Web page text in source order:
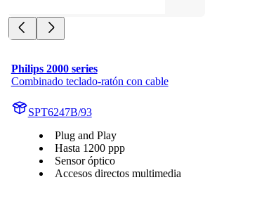
Philips 2000 series
Combinado teclado-ratón con cable
SPT6247B/93
Plug and Play
Hasta 1200 ppp
Sensor óptico
Accesos directos multimedia